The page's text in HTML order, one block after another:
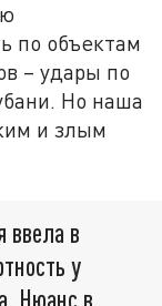
по объектам
– удары по
Но наша
и злым
ввела в
у
Нюанс в